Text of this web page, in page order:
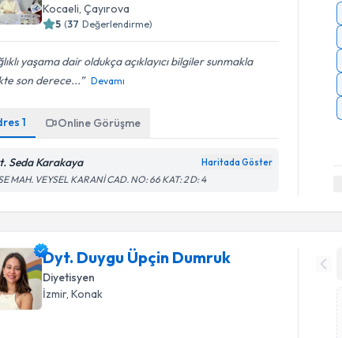
Kocaeli, Çayırova
5 (37 Değerlendirme)
yaşama dair oldukça açıklayıcı bilgiler sunmakla
son derece...
Devamı
1 Online Görüşme
Seda Karakaya Haritada Göster
MAH. VEYSEL KARANİ CAD. NO: 66 KAT: 2 D: 4
Dyt. Duygu Üpçin Dumruk
Diyetisyen
İzmir, Konak